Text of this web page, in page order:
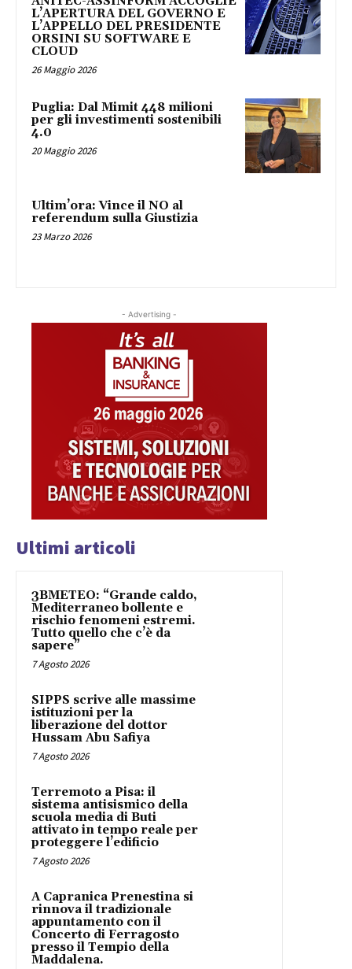
L’APERTURA DEL GOVERNO E
L’APPELLO DEL PRESIDENTE
ORSINI SU SOFTWARE E
CLOUD
26 Maggio 2026
Puglia: Dal Mimit 448 milioni
per gli investimenti sostenibili
4.0
20 Maggio 2026
Ultim’ora: Vince il NO al
referendum sulla Giustizia
23 Marzo 2026
- Advertising -
Ultimi articoli
3BMETEO: “Grande caldo,
Mediterraneo bollente e
rischio fenomeni estremi.
Tutto quello che c’è da
sapere”
7 Agosto 2026
SIPPS scrive alle massime
istituzioni per la
liberazione del dottor
Hussam Abu Safiya
7 Agosto 2026
Terremoto a Pisa: il
sistema antisismico della
scuola media di Buti
attivato in tempo reale per
proteggere l’edificio
7 Agosto 2026
A Capranica Prenestina si
rinnova il tradizionale
appuntamento con il
Concerto di Ferragosto
presso il Tempio della
Maddalena.